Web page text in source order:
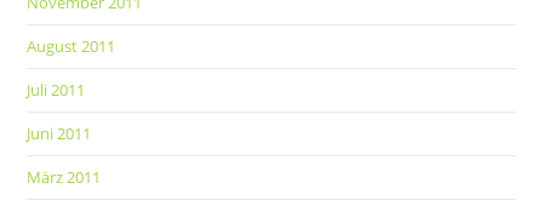
August 2011
Juli 2011
Juni 2011
März 2011